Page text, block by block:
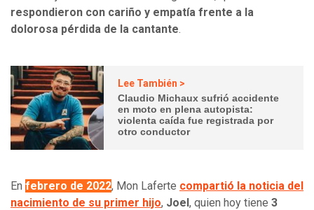
respondieron con cariño y empatía frente a la
dolorosa pérdida de la cantante
Lee También >
Claudio Michaux sufrió accidente
en moto en plena autopista:
violenta caída fue registrada por
otro conductor
En febrero de 2022, Mon Laferte compartió la noticia del
nacimiento de su primer hijo, Joel, quien hoy tiene 3